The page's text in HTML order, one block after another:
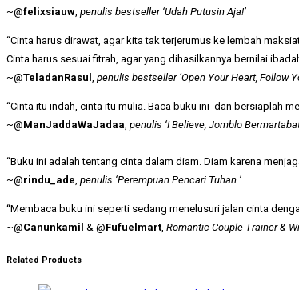
~@felixsiauw penulis bestseller ‘Udah Putusin Aja!’
“Cinta harus dirawat, agar kita tak terjerumus ke lembah
Cinta harus sesuai fitrah, agar yang dihasilkannya bernilai
~@TeladanRasul penulis bestseller ‘Open Your Heart, Follow
“Cinta itu indah, cinta itu mulia. Baca buku ini dan bersiaplah
~@ManJaddaWaJadaa penulis ‘I Believe, Jomblo
“Buku ini adalah tentang cinta dalam diam. Diam karena
~@rindu_ade penulis ‘Perempuan Pencari Tuhan ’
“Membaca buku ini seperti sedang menelusuri jalan cinta
~@Canunkamil & @Fufuelmart Romantic Couple Trainer &
Related Products